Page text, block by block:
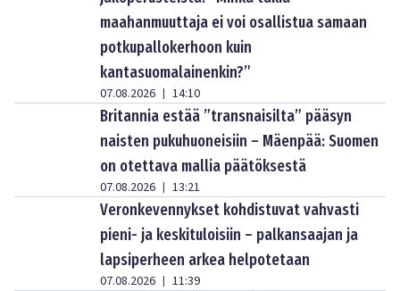
maahanmuuttaja ei voi osallistua samaan
potkupallokerhoon kuin
kantasuomalainenkin?”
07.08.2026 | 14:10
Britannia estää ”transnaisilta” pääsyn
naisten pukuhuoneisiin – Mäenpää: Suomen
on otettava mallia päätöksestä
07.08.2026 | 13:21
Veronkevennykset kohdistuvat vahvasti
pieni- ja keskituloisiin – palkansaajan ja
lapsiperheen arkea helpotetaan
07.08.2026 | 11:39